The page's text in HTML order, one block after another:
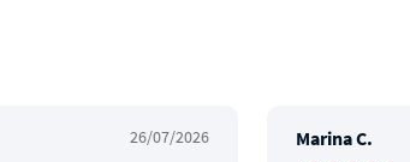
26/07/2026 Marina C.